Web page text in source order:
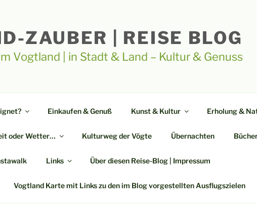
ZAUBER | REISE BLOG
Vogtland | in Stadt & Land – Kultur & Genuss
Einkaufen & Genuß Kunst & Kultur Erholung &
oder Wetter… Kulturweg der Vögte Übernachten
Links Über diesen Reise-Blog | Impressum
Vogtland Karte mit Links zu den im Blog vorgestellten Ausflugszielen